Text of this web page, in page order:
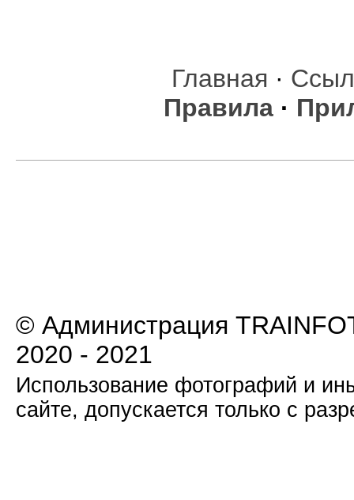
Главная ·
Правила ·
© Администрация
2020 - 2021
Использование фотографий и
сайте, допускается только с